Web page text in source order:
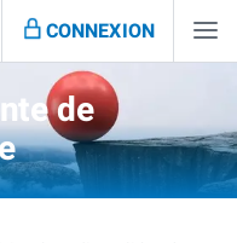
CONNEXION
de